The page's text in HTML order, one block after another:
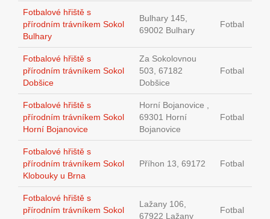
Fotbalové hřiště s
přírodním trávníkem Sokol
Bulhary
Bulhary 145,
69002 Bulhary
Fotbal
Fotbalové hřiště s
přírodním trávníkem Sokol
Dobšice
Za Sokolovnou
503, 67182
Dobšice
Fotbal
Fotbalové hřiště s
přírodním trávníkem Sokol
Horní Bojanovice
Horní Bojanovice ,
69301 Horní
Bojanovice
Fotbal
Fotbalové hřiště s
přírodním trávníkem Sokol
Klobouky u Brna
Příhon 13, 69172 Fotbal
Fotbalové hřiště s
přírodním trávníkem Sokol
Lažany 106,
67922 Lažany
Fotbal